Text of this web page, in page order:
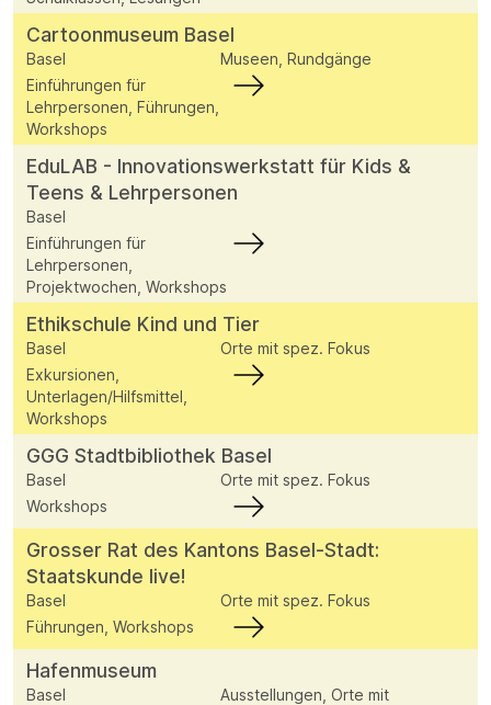
Cartoonmuseum Basel
Basel
Museen, Rundgänge
Einführungen für
Lehrpersonen, Führungen,
Workshops
EduLAB - Innovationswerkstatt für Kids &
Teens & Lehrpersonen
Basel
Einführungen für
Lehrpersonen,
Projektwochen, Workshops
Ethikschule Kind und Tier
Basel
Orte mit spez. Fokus
Exkursionen,
Unterlagen/Hilfsmittel,
Workshops
GGG Stadtbibliothek Basel
Basel
Orte mit spez. Fokus
Workshops
Grosser Rat des Kantons Basel-Stadt:
Staatskunde live!
Basel
Orte mit spez. Fokus
Führungen, Workshops
Hafenmuseum
Basel
Ausstellungen, Orte mit